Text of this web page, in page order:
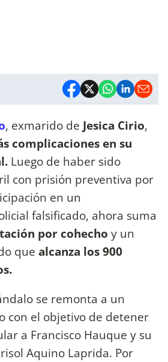
, exmarido de Jesica Cirio,
complicaciones en su
Luego de haber sido
con prisión preventiva por
en un
falsificado, ahora suma
por cohecho y un
que alcanza los 900
se remonta a un
con el objetivo de detener
a Francisco Hauque y su
Aquino Laprida. Por